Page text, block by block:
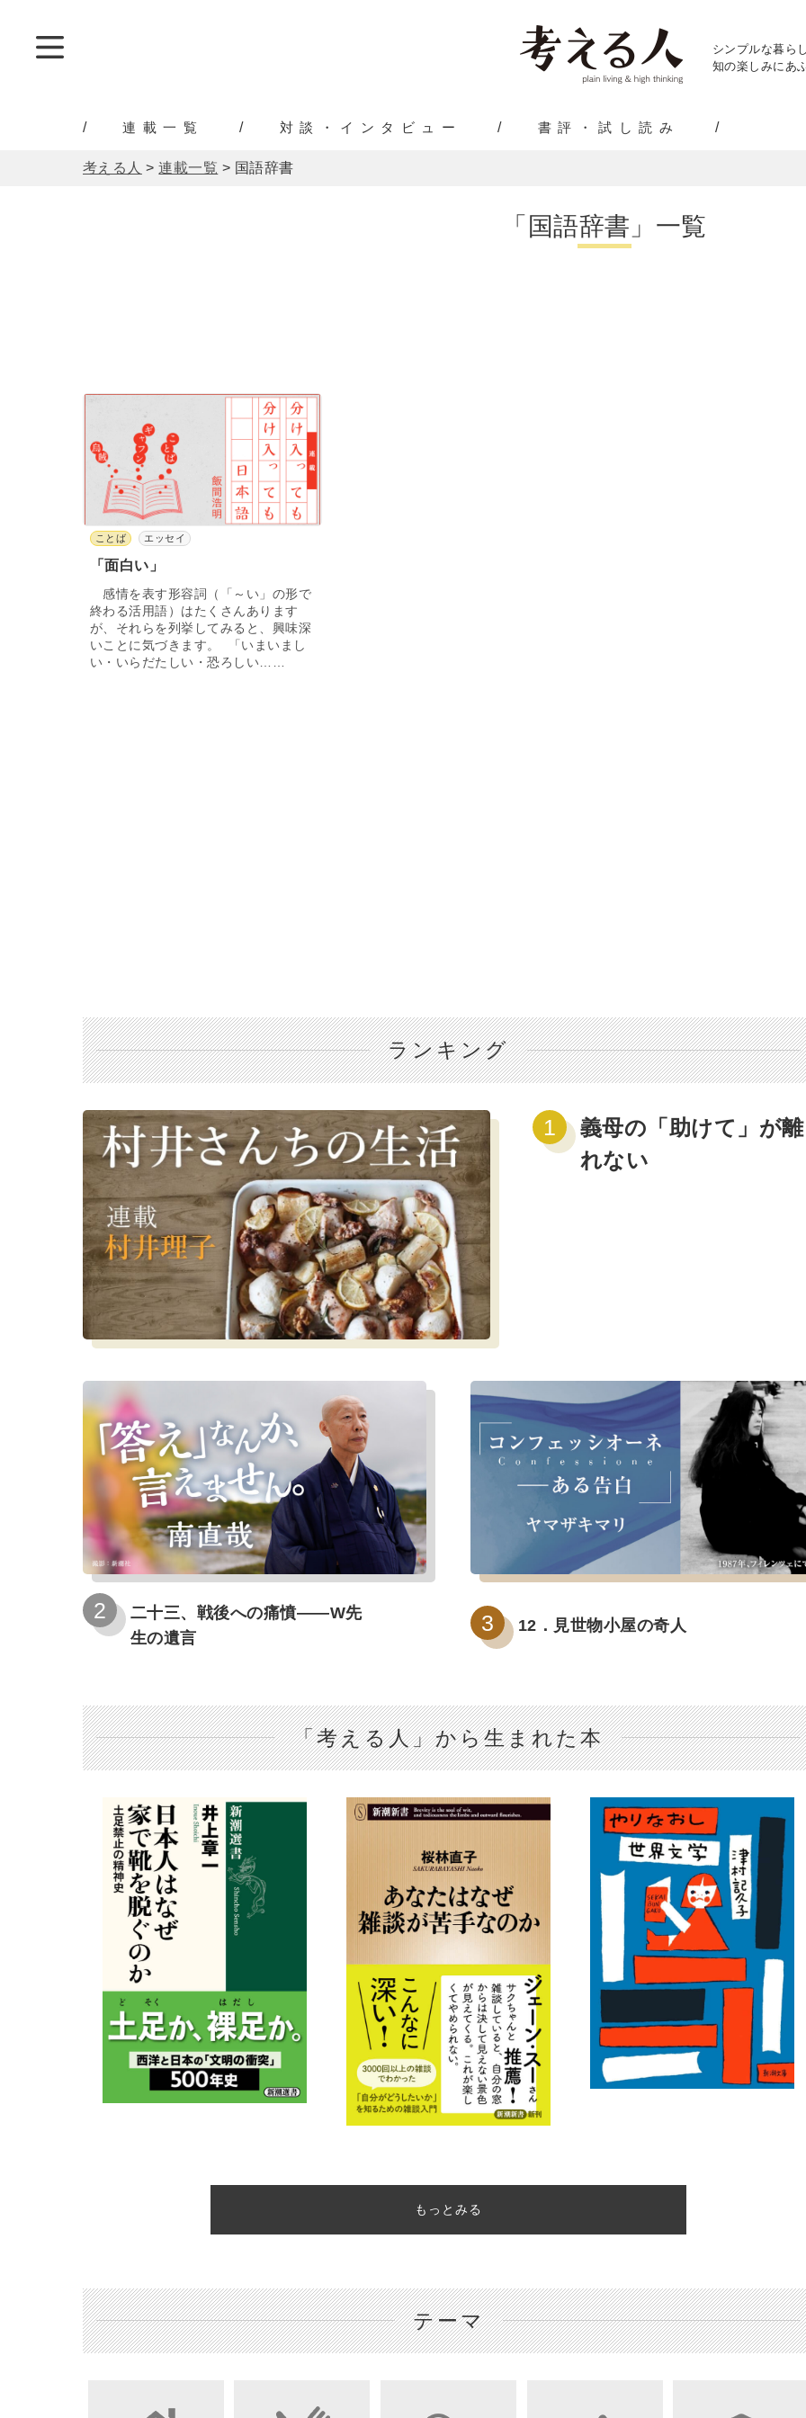
シンプルな暮ら
知の楽しみにあ
連載一覧 対談・インタビュー 書評・試し読み
考える人 >連載一覧 > 国語辞書
「国語辞書」一覧
ことば エッセイ
「面白い」
感情を表す形容詞（「～い」の形で
終わる活用語）はたくさんあります
が、それらを列挙してみると、興味深
いことに気づきます。 「いまいまし
い・いらだたしい・恐ろしい……
ランキング
義母の「助けて」が離
れない
二十三、戦後への痛憤――W先
生の遺言
12．見世物小屋の奇人
「考える人」から生まれた本
もっとみる
テーマ